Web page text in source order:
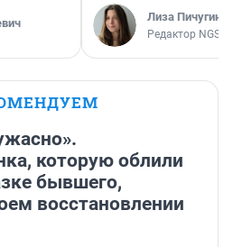
Лиза Пичугина
Редактор
которую облили
бывшего,
восстановлении